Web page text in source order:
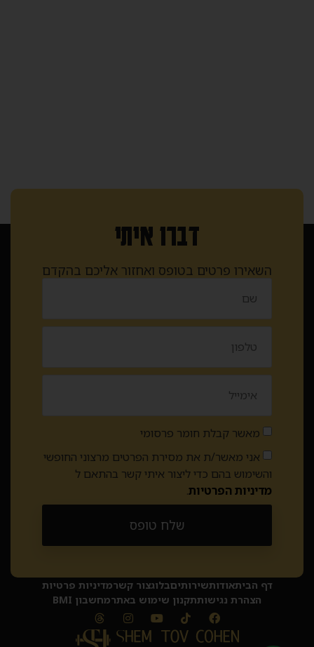
דברו איתי
השאירו פרטים בטופס ואחזור אליכם בהקדם
מאשר קבלת חומר פרסומי
אני מאשר/ת את מסירת הפרטים מרצוני החופשי
והשימוש בהם כדי ליצור איתי קשר בהתאם ל
מדיניות הפרטיות.
שלח טופס
דף הביתאודותשירותיםבלוגצור קשרמדיניות פרטיות
הצהרת נגישותתקנון שימוש באתרמחשבון BMI